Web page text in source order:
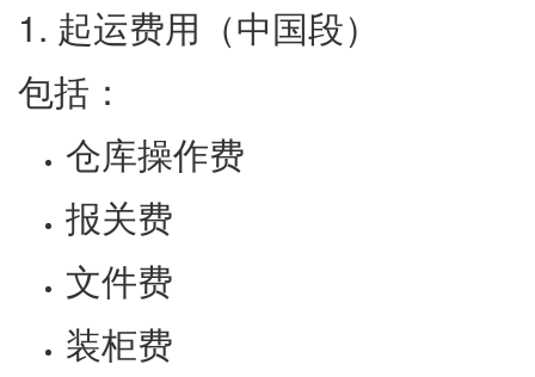
1. 起运费用（中国段）
包括：
仓库操作费
报关费
文件费
装柜费